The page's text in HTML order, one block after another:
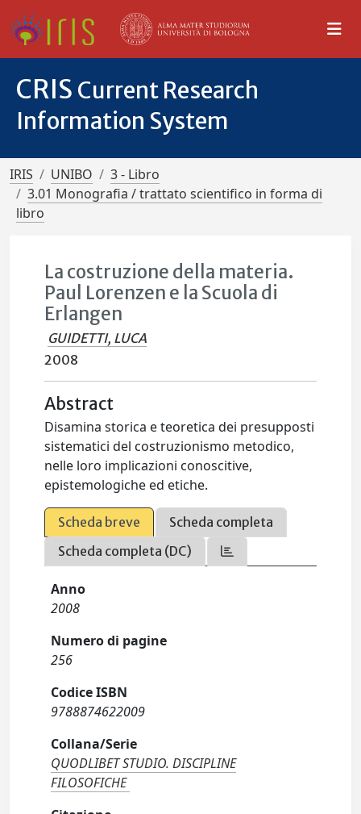
CRIS Current Research
Information System
IRIS UNIBO
3 - Libro
3.01 Monografia / trattato scientifico in forma di
libro
La costruzione della materia.
Paul Lorenzen e la Scuola di
Erlangen
GUIDETTI, LUCA
2008
Abstract
Disamina storica e teoretica dei presupposti
sistematici del costruzionismo metodico,
nelle loro implicazioni conoscitive,
epistemologiche ed etiche.
Scheda breve
Scheda completa
Scheda completa (DC)
Anno
2008
Numero di pagine
256
Codice ISBN
9788874622009
Collana/Serie
QUODLIBET STUDIO. DISCIPLINE
FILOSOFICHE